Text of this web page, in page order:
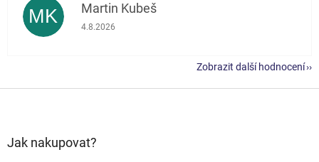
MK Martin Kubeš
Hodnocení obchodu je 5 z 5 hvězdiček.
4.8.2026
Zobrazit další hodnocení
Jak nakupovat?